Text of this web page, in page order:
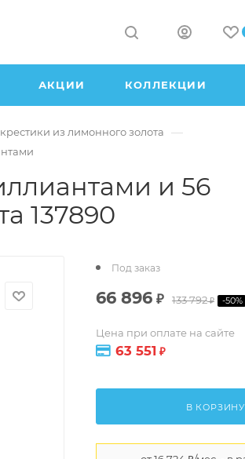
АКЦИИ КОЛЛЕКЦИИ
из лимонного золота —
и 56
137890
Под заказ
66 896 ₽ 133 792₽ -50%
Цена при оплате на сайте
63 551 ₽
В КОРЗИНУ